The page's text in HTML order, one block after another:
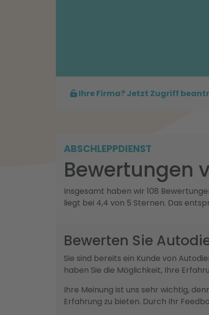
Ihre Firma? Jetzt Zugriff
ABSCHLEPPDIENST
Bewertungen
Insgesamt haben wir 108
liegt bei 4,4 von 5 Sternen. Das
Bewerten Sie
Sie sind bereits ein Kunde von
haben Sie die Möglichkeit, Ihre
Ihre Meinung ist uns sehr wichtig,
Erfahrung zu bieten. Durch Ihr